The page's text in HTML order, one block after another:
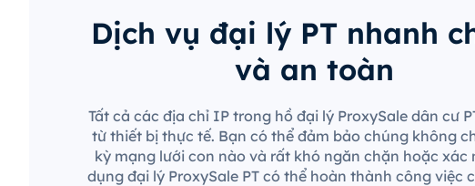
Dịch vụ đại lý PT nhanh
và an toàn
Tất cả các địa chỉ IP trong hồ đại lý ProxySale dân cư
từ thiết bị thực tế. Bạn có thể đảm bảo chúng không
kỳ mạng lưới con nào và rất khó ngăn chặn hoặc xác
dụng đại lý ProxySale PT có thể hoàn thành công việc